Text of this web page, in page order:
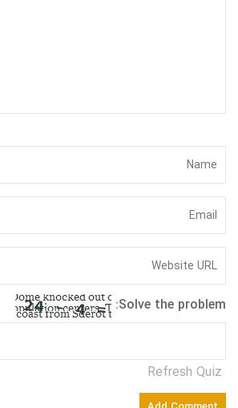
Solve the problem:
Refresh Quiz